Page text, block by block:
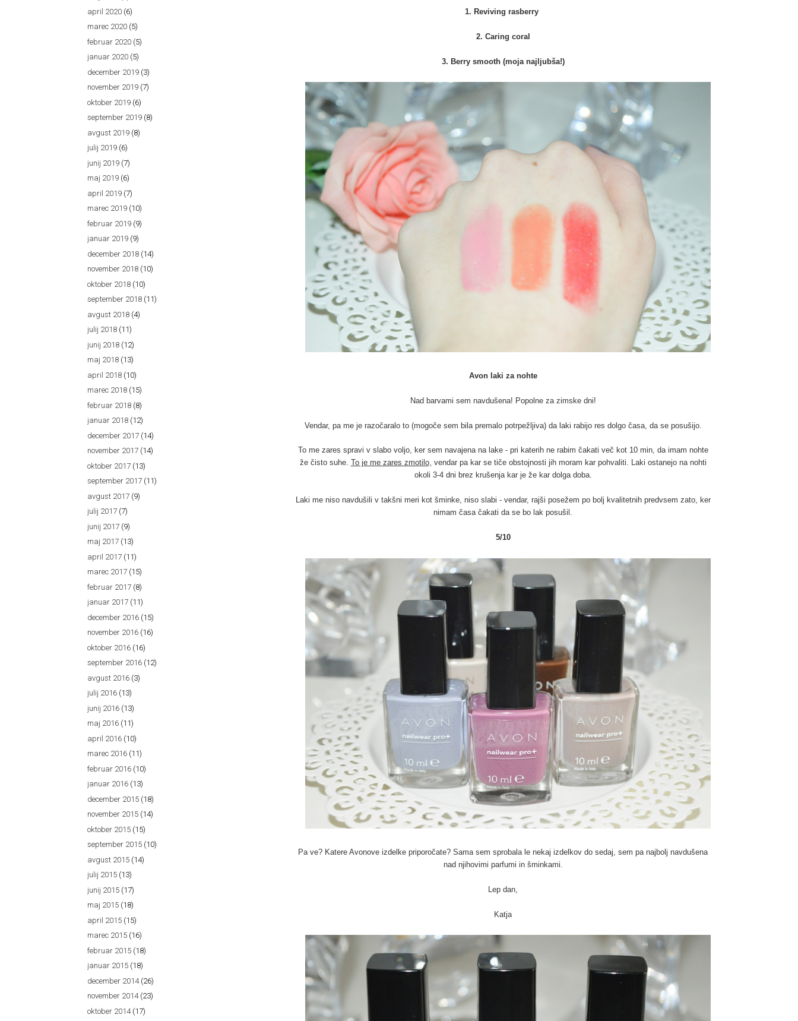
1. Reviving rasberry
2. Caring coral
3. Berry smooth (moja najljubša!)
Avon laki za nohte
Nad barvami sem navdušena! Popolne za zimske dni!
Vendar, pa me je razočaralo to (mogoče sem bila premalo potrpežljiva) da laki rabijo res dolgo časa, da se posušijo.
To me zares spravi v slabo voljo, ker sem navajena na lake - pri katerih ne rabim čakati več kot 10 min, da imam nohte
že čisto suhe. To je me zares zmotilo, vendar pa kar se tiče obstojnosti jih moram kar pohvaliti. Laki ostanejo na nohti
okoli 3-4 dni brez krušenja kar je že kar dolga doba.
Laki me niso navdušili v takšni meri kot šminke, niso slabi - vendar, rajši posežem po bolj kvalitetnih predvsem zato, ker
nimam časa čakati da se bo lak posušil.
5/10
Pa ve? Katere Avonove izdelke priporočate? Sama sem sprobala le nekaj izdelkov do sedaj, sem pa najbolj navdušena
nad njihovimi parfumi in šminkami.
Lep dan,
Katja
april 2020 (6)
marec 2020 (5)
februar 2020 (5)
januar 2020 (5)
december 2019 (3)
november 2019 (7)
oktober 2019 (6)
september 2019 (8)
avgust 2019 (8)
julij 2019 (6)
junij 2019 (7)
maj 2019 (6)
april 2019 (7)
marec 2019 (10)
februar 2019 (9)
januar 2019 (9)
december 2018 (14)
november 2018 (10)
oktober 2018 (10)
september 2018 (11)
avgust 2018 (4)
julij 2018 (11)
junij 2018 (12)
maj 2018 (13)
april 2018 (10)
marec 2018 (15)
februar 2018 (8)
januar 2018 (12)
december 2017 (14)
november 2017 (14)
oktober 2017 (13)
september 2017 (11)
avgust 2017 (9)
julij 2017 (7)
junij 2017 (9)
maj 2017 (13)
april 2017 (11)
marec 2017 (15)
februar 2017 (8)
januar 2017 (11)
december 2016 (15)
november 2016 (16)
oktober 2016 (16)
september 2016 (12)
avgust 2016 (3)
julij 2016 (13)
junij 2016 (13)
maj 2016 (11)
april 2016 (10)
marec 2016 (11)
februar 2016 (10)
januar 2016 (13)
december 2015 (18)
november 2015 (14)
oktober 2015 (15)
september 2015 (10)
avgust 2015 (14)
julij 2015 (13)
junij 2015 (17)
maj 2015 (18)
april 2015 (15)
marec 2015 (16)
februar 2015 (18)
januar 2015 (18)
december 2014(26)
november 2014(23)
oktober 2014(17)